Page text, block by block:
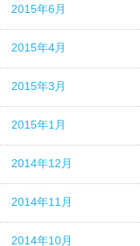
2015年6月
2015年4月
2015年3月
2015年1月
2014年12月
2014年11月
2014年10月